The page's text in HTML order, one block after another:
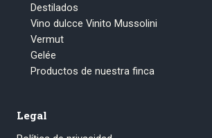
Destilados
Vino dulcce Vinito Mussolini
Vermut
Gelée
Productos de nuestra finca
Legal